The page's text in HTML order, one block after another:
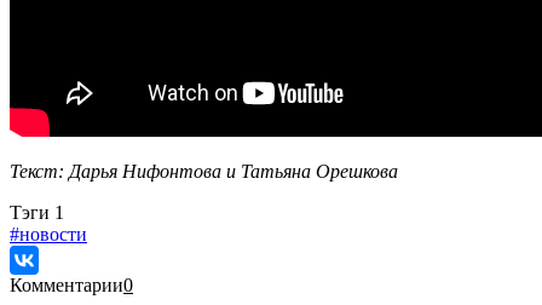
Текст: Дарья Нифонтова и Татьяна Орешкова
Tэги 1
#новости
Комментарии0